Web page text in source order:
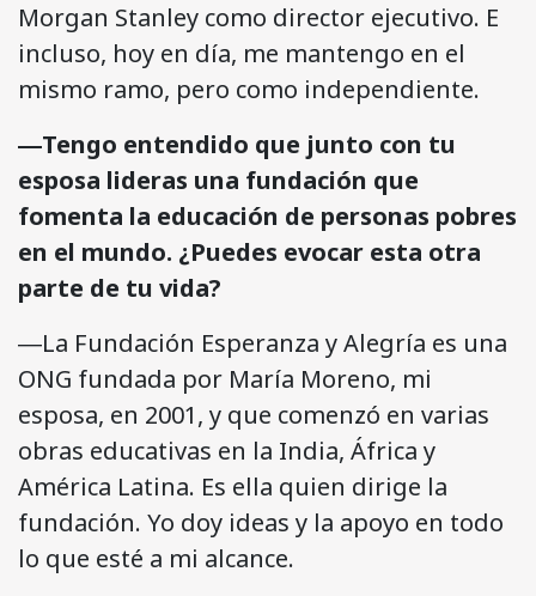
Morgan Stanley como director ejecutivo. E
incluso, hoy en día, me mantengo en el
mismo ramo, pero como independiente.
―Tengo entendido que junto con tu
esposa lideras una fundación que
fomenta la educación de personas pobres
en el mundo. ¿Puedes evocar esta otra
parte de tu vida?
―La Fundación Esperanza y Alegría es una
ONG fundada por María Moreno, mi
esposa, en 2001, y que comenzó en varias
obras educativas en la India, África y
América Latina. Es ella quien dirige la
fundación. Yo doy ideas y la apoyo en todo
lo que esté a mi alcance.